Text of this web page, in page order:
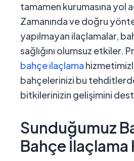
tamamen kurumasına yol
Zamanında ve doğru
yapılmayan ilaçlamalar,
sağlığını olumsuz etkiler.
bahçe ilaçlama
bahçelerinizi bu
bitkilerinizin gelişimini
Sunduğumuz
Bahçe